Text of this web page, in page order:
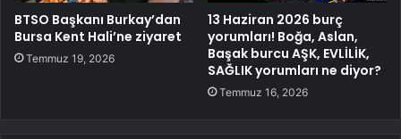
BTSO Başkanı Burkay’dan
Bursa Kent Hali’ne ziyaret
Temmuz 19, 2026
13 Haziran 2026 burç
yorumları! Boğa, Aslan,
Başak burcu AŞK, EVLİLİK,
SAĞLIK yorumları ne diyor?
Temmuz 16, 2026